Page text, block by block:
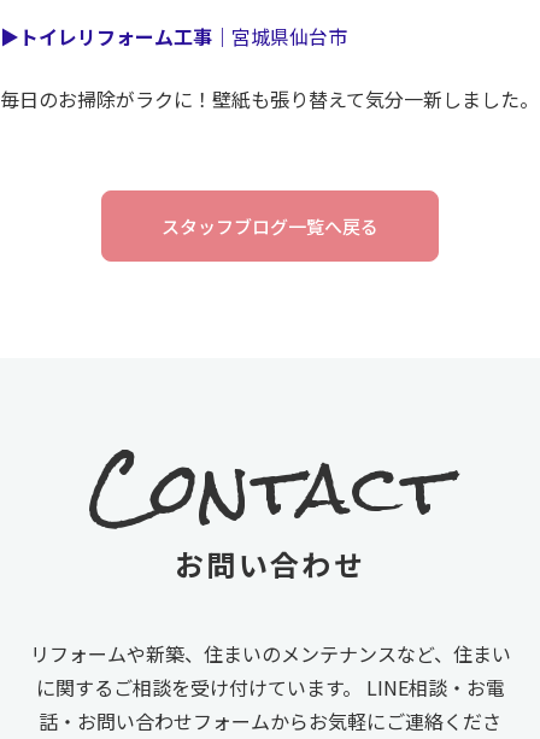
▶ トイレリフォーム工事｜ 宮城県仙台市
毎日のお掃除がラクに！壁紙も張り替えて気分一新しました。
スタッフブログ一覧へ戻る
Contact
お問い合わせ
リフォームや新築、住まいのメンテナンスなど、住まい
に関するご相談を受け付けています。
LINE相談・お電
話・お問い合わせフォームからお気軽にご連絡くださ